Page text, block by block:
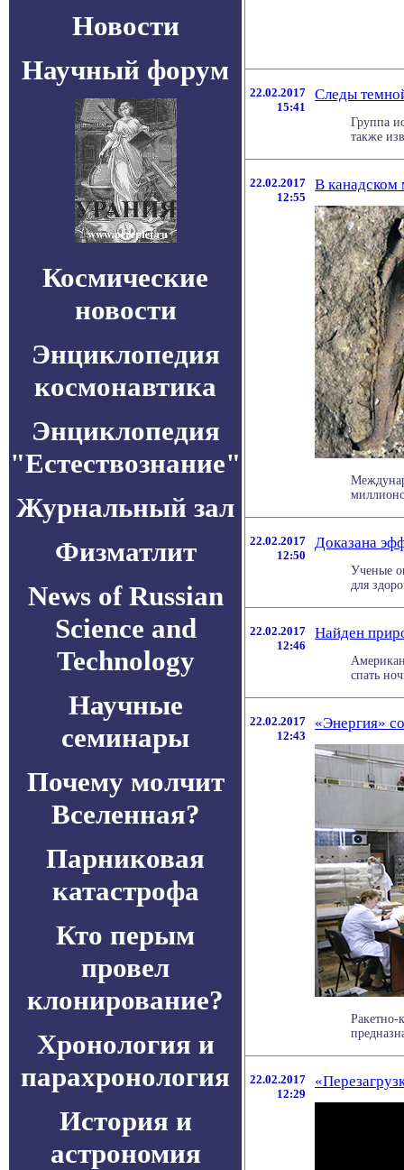
Новости
Научный форум
Космические
новости
Энциклопедия
космонавтика
Энциклопедия
"Естествознание"
Журнальный зал
Физматлит
News of Russian
Science and
Technology
Научные
семинары
Почему молчит
Вселенная?
Парниковая
катастрофа
Кто перым
провел
клонирование?
Хронология и
парахронология
История и
астрономия
22.02.2017
15:41
Следы
Группа
также
22.02.2017
12:55
В канадском
22.02.2017
12:50
Доказана
Ученые
для
22.02.2017
12:46
Найден
спать
22.02.2017
12:43
«Энергия»
Ракетно-
22.02.2017
12:29